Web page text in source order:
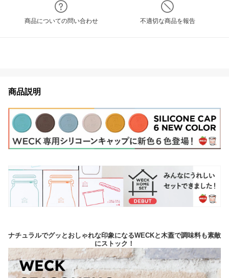
商品についての問い合わせ 不適切な商品を報告
商品説明
ナチュラルでグッとおしゃれな印象になるWECKと木蓋で調味料も素敵
にストック！